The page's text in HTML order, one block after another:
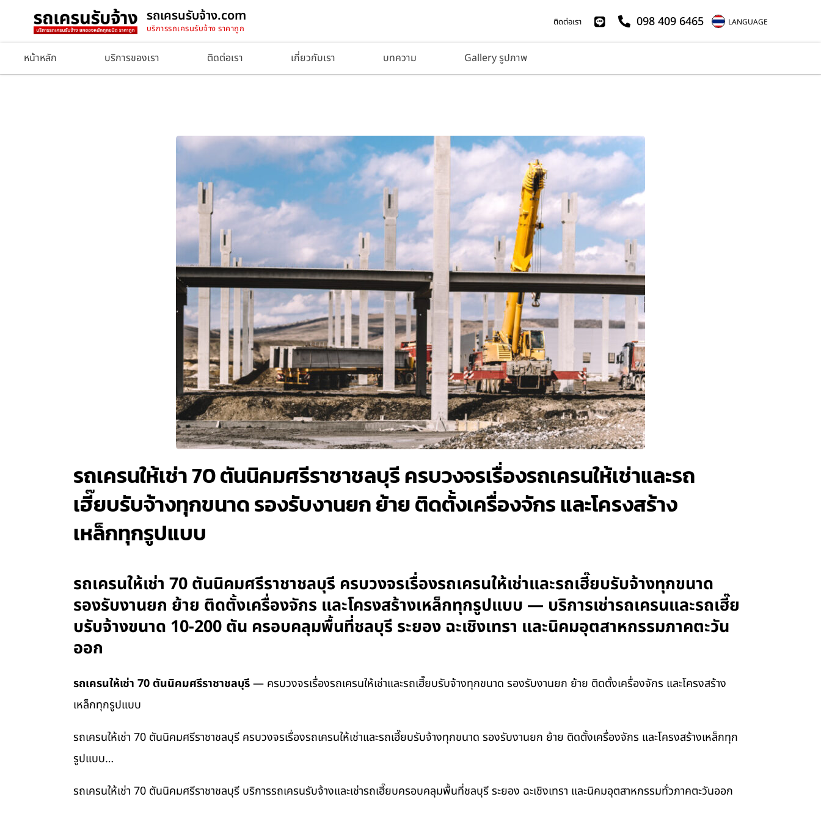
รถเครนรับจ้าง.com
บริการรถเครนรับจ้าง ราคาถูก
ติดต่อเรา 098 409 6465 LANGUAGE
หน้าหลัก บริการของเรา ติดต่อเรา เกี่ยวกับเรา บทความ Gallery รูปภาพ
รถเครนให้เช่า 70 ตันนิคมศรีราชาชลบุรี ครบวงจรเรื่องรถเครนให้เช่าและรถ
เฮี๊ยบรับจ้างทุกขนาด รองรับงานยก ย้าย ติดตั้งเครื่องจักร และโครงสร้าง
เหล็กทุกรูปแบบ
รถเครนให้เช่า 70 ตันนิคมศรีราชาชลบุรี ครบวงจรเรื่องรถเครนให้เช่าและรถเฮี๊ยบรับจ้างทุกขนาด
รองรับงานยก ย้าย ติดตั้งเครื่องจักร และโครงสร้างเหล็กทุกรูปแบบ — บริการเช่ารถเครนและรถเฮี๊ย
บรับจ้างขนาด 10-200 ตัน ครอบคลุมพื้นที่ชลบุรี ระยอง ฉะเชิงเทรา และนิคมอุตสาหกรรมภาคตะวัน
ออก
รถเครนให้เช่า 70 ตันนิคมศรีราชาชลบุรี— ครบวงจรเรื่องรถเครนให้เช่าและรถเฮี๊ยบรับจ้างทุกขนาด รองรับงานยก ย้าย ติดตั้งเครื่องจักร และโครงสร้าง
เหล็กทุกรูปแบบ
รถเครนให้เช่า 70 ตันนิคมศรีราชาชลบุรี ครบวงจรเรื่องรถเครนให้เช่าและรถเฮี๊ยบรับจ้างทุกขนาด รองรับงานยก ย้าย ติดตั้งเครื่องจักร และโครงสร้างเหล็กทุก
รูปแบบ…
รถเครนให้เช่า 70 ตันนิคมศรีราชาชลบุรี บริการรถเครนรับจ้างและเช่ารถเฮี๊ยบครอบคลุมพื้นที่ชลบุรี ระยอง ฉะเชิงเทรา และนิคมอุตสาหกรรมทั่วภาคตะวันออก